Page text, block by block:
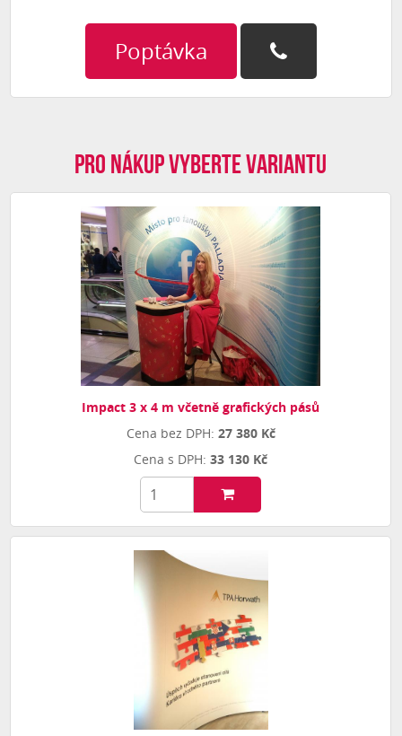
Poptávka
Pro nákup vyberte variantu
Impact 3 x 4 m včetně grafických pásů
27 380 Kč
33 130 Kč